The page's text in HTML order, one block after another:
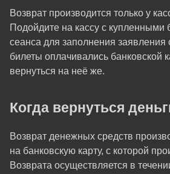
Возврат производится только у
Подойдите на кассу с купленными
сеанса для заполнения заявления
билеты оплачивались банковской
вернуться на неё же.
Когда вернуться
Возврат денежных средств
на банковскую карту, с которой
Возврата осуществляется в